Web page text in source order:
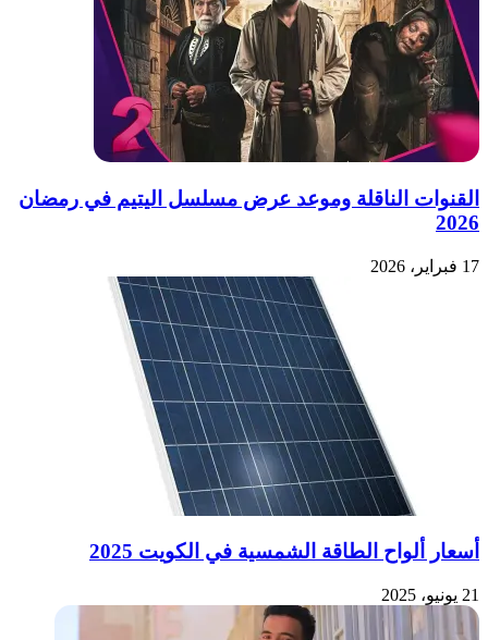
القنوات الناقلة وموعد عرض مسلسل اليتيم في رمضان
2026
17 فبراير، 2026
أسعار ألواح الطاقة الشمسية في الكويت 2025
21 يونيو، 2025